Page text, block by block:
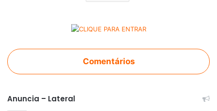
Comentários
Anuncia – Lateral